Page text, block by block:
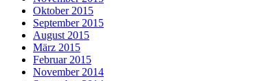
Oktober 2015
September 2015
August 2015
März 2015
Februar 2015
November 2014